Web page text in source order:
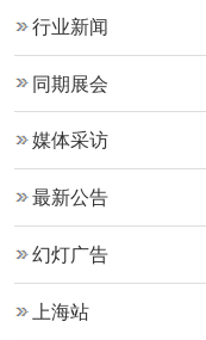
行业新闻
同期展会
媒体采访
最新公告
幻灯广告
上海站